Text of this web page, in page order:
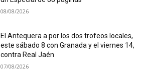
08/08/2026
El Antequera a por los dos trofeos locales,
este sábado 8 con Granada y el viernes 14,
contra Real Jaén
07/08/2026